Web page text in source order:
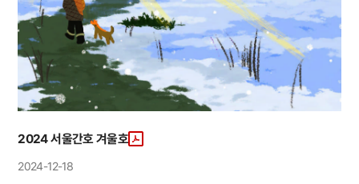
2024 서울간호 겨울호
2024-12-18